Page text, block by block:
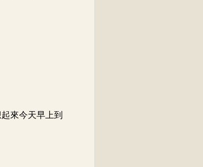
來今天早上到